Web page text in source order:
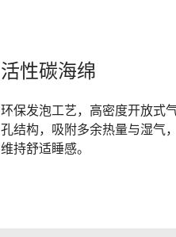
活性碳海绵
环保发泡工艺，高密度开放式
孔结构，吸附多余热量与湿气，
维持舒适睡感。